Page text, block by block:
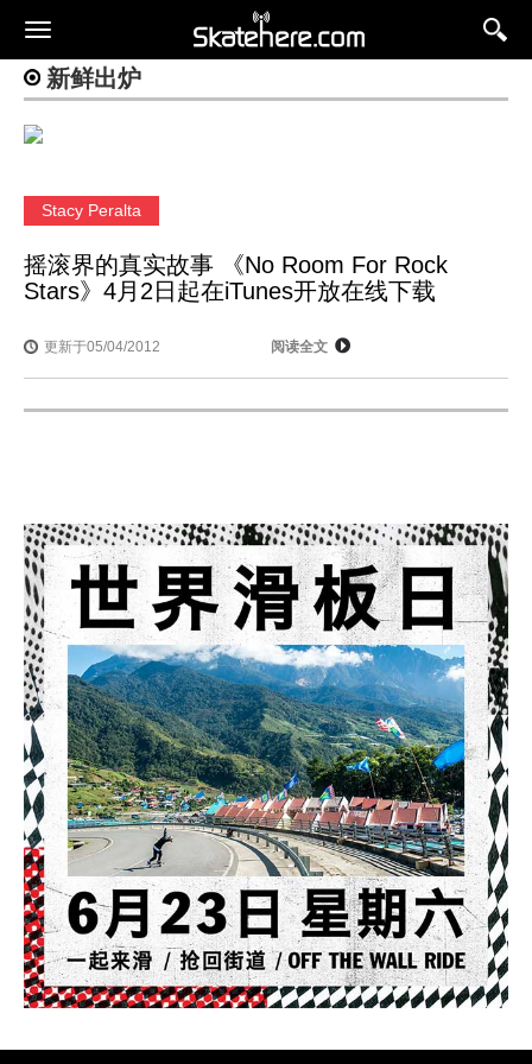
新鲜出炉
Stacy Peralta
摇滚界的真实故事 《No Room For Rock
Stars》4月2日起在iTunes开放在线下载
更新于05/04/2012 阅读全文